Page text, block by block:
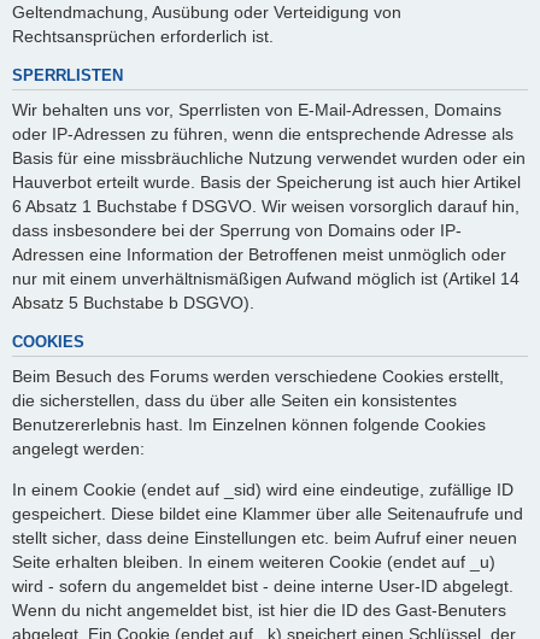
Geltendmachung, Ausübung oder Verteidigung von
Rechtsansprüchen erforderlich ist.
SPERRLISTEN
Wir behalten uns vor, Sperrlisten von E-Mail-Adressen, Domains
oder IP-Adressen zu führen, wenn die entsprechende Adresse als
Basis für eine missbräuchliche Nutzung verwendet wurden oder ein
Hauverbot erteilt wurde. Basis der Speicherung ist auch hier Artikel
6 Absatz 1 Buchstabe f DSGVO. Wir weisen vorsorglich darauf hin,
dass insbesondere bei der Sperrung von Domains oder IP-
Adressen eine Information der Betroffenen meist unmöglich oder
nur mit einem unverhältnismäßigen Aufwand möglich ist (Artikel 14
Absatz 5 Buchstabe b DSGVO).
COOKIES
Beim Besuch des Forums werden verschiedene Cookies erstellt,
die sicherstellen, dass du über alle Seiten ein konsistentes
Benutzererlebnis hast. Im Einzelnen können folgende Cookies
angelegt werden:
In einem Cookie (endet auf _sid) wird eine eindeutige, zufällige ID
gespeichert. Diese bildet eine Klammer über alle Seitenaufrufe und
stellt sicher, dass deine Einstellungen etc. beim Aufruf einer neuen
Seite erhalten bleiben. In einem weiteren Cookie (endet auf _u)
wird - sofern du angemeldet bist - deine interne User-ID abgelegt.
Wenn du nicht angemeldet bist, ist hier die ID des Gast-Benuters
abgelegt. Ein Cookie (endet auf _k) speichert einen Schlüssel, der